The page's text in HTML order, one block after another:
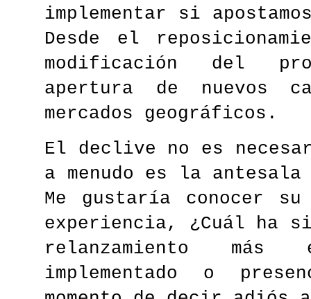
implementar si
Desde el
modificación del
apertura de nuevos
mercados geográficos.
El declive no es
a menudo es la
Me gustaría conocer
experiencia, ¿Cuál ha
relanzamiento
implementado o